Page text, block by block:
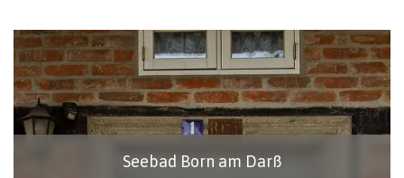
Seebad Born am Darß